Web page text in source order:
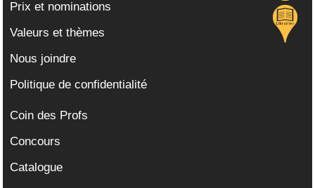
Prix et nominations
Valeurs et thèmes
Nous joindre
Politique de confidentialité
Coin des Profs
Concours
Catalogue